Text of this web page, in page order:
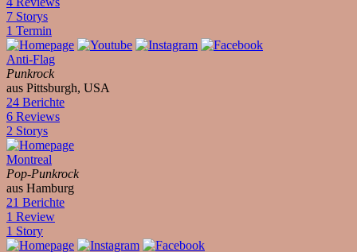
7 Storys
1 Termin
Anti-Flag
Punkrock
aus Pittsburgh, USA
24 Berichte
6 Reviews
2 Storys
Montreal
Pop-Punkrock
aus Hamburg
21 Berichte
1 Review
1 Story